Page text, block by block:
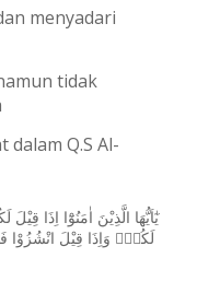
menyadari
tidak
dalam Q.S Al-
يٰٓاَيُّهَا الَّذِيْنَ اٰمَنُوْٓا اِذَا
لَكُمْۚ وَاِذَا قِيْلَ انْشُزُوْا